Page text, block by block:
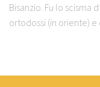
Bisanzio. Fu lo scisma
ortodossi (in oriente)